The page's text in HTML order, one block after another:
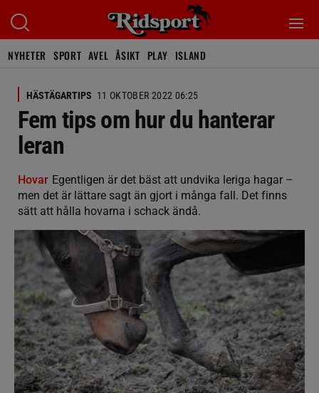
NYHETER SPORT AVEL ÅSIKT PLAY ISLAND
HÄSTÄGARTIPS 11 OKTOBER 2022 06:25
Fem tips om hur du hanterar
leran
Hovar Egentligen är det bäst att undvika leriga hagar –
men det är lättare sagt än gjort i många fall. Det finns
sätt att hålla hovarna i schack ändå.